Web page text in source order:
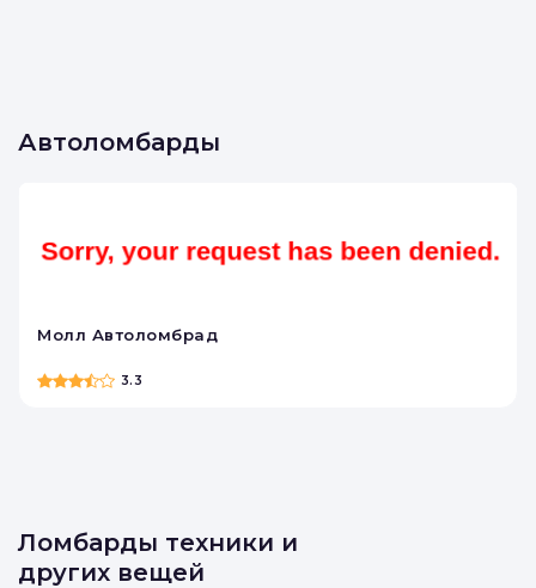
Автоломбарды
Молл Автоломбрад
3.3
Ломбарды техники и
других вещей